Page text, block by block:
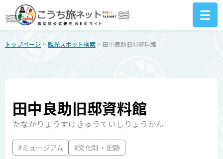
トップページ > 観光スポット検索 > 田中良助旧邸資料館
田中良助旧邸資料館
たなかりょうすけきゅうていしりょうかん
#ミュージアム #文化財・史跡